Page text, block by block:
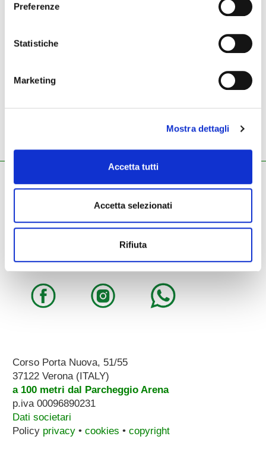
Preferenze
Statistiche
Marketing
Mostra dettagli
Accetta tutti
Accetta selezionati
Rifiuta
HK AUDIO
plus
impianto audio EASY
ZECCHINI G. S.R.L.
Pianoforti - Strumenti musicali
/ Fax 045.8012858
email:info@zecchinimusica.it
Corso Porta Nuova, 51/55
37122 Verona (ITALY)
a 100 metri dal Parcheggio Arena
p.iva 00096890231
Dati societari
Policy privacy• cookies • copyright